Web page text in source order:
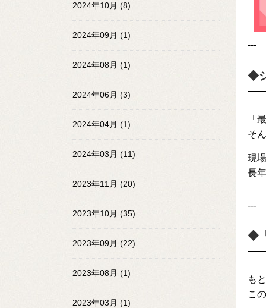
---
◆
「
そ
現
長
---
◆
も
こ
2024年10月 (8)
2024年09月 (1)
2024年08月 (1)
2024年06月 (3)
2024年04月 (1)
2024年03月 (11)
2023年11月 (20)
2023年10月 (35)
2023年09月 (22)
2023年08月 (1)
2023年03月 (1)